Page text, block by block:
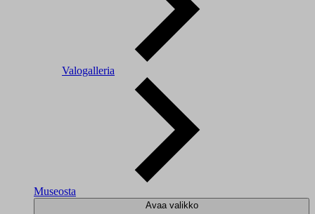
Valogalleria
Museosta
Avaa valikko